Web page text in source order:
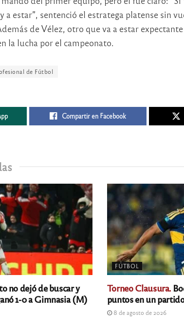
a estar”, sentenció el estratega platense sin
de Vélez, otro que va a estar
la lucha por el campeonato.
de Fútbol
Compartir en Facebook
no dejó de buscar y
1-0 a Gimnasia (M)
FÚTBOL
Torneo Clausura.
puntos en un
8 de agosto de 2026